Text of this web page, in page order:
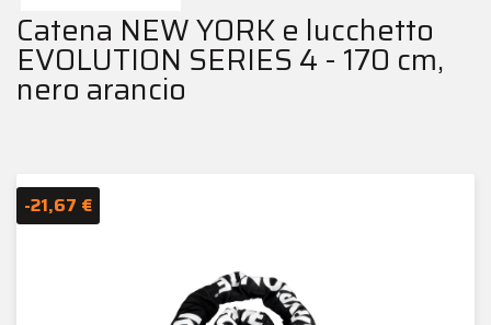
Catena NEW YORK e lucchetto
EVOLUTION SERIES 4 - 170 cm,
nero arancio
-21,67 €